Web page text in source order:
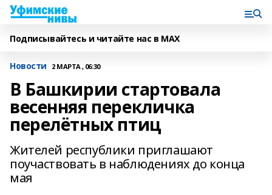
Подписывайтесь и читайте нас в MAX
Новости 2 МАРТА , 06:30
В Башкирии стартовала
весенняя перекличка
перелётных птиц
Жителей республики приглашают
поучаствовать в наблюдениях до конца
мая